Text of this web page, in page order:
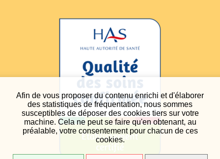
Afin de vous proposer du contenu enrichi et d'élaborer
des statistiques de fréquentation, nous sommes
susceptibles de déposer des cookies tiers sur votre
machine. Cela ne peut se faire qu'en obtenant, au
préalable, votre consentement pour chacun de ces
cookies.